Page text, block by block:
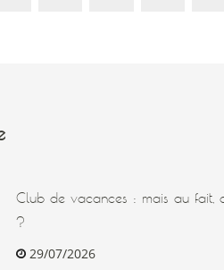
Club de vacances : mais au fait,
?
29/07/2026